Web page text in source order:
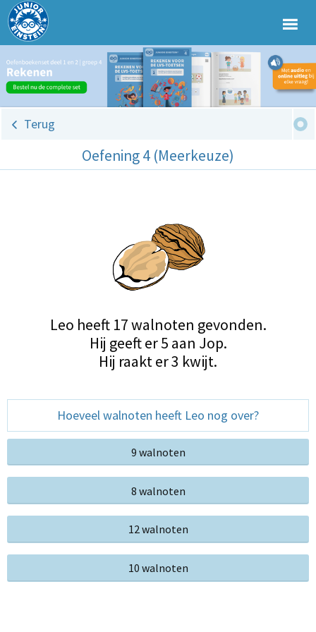
Terug
Oefening 4 (Meerkeuze)
Leo heeft 17 walnoten gevonden.
Hij geeft er 5 aan Jop.
Hij raakt er 3 kwijt.
Hoeveel walnoten heeft Leo nog over?
9 walnoten
8 walnoten
12 walnoten
10 walnoten